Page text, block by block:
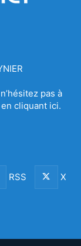
pas à
cliquant ici.
RSS X